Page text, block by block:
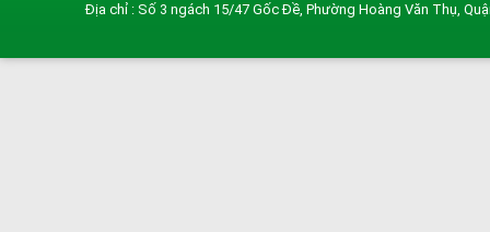
Địa chỉ : Số 3 ngách 15/47 Gốc Đề, Phường Hoàng Văn Thụ,